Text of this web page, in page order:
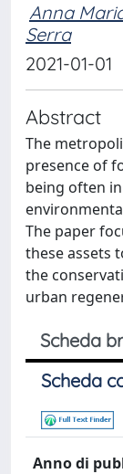
Anna
Serra
2021-01-01
Abstract
The
presence of
being often
The paper
these assets
the
urban
Scheda
Scheda
Anno di